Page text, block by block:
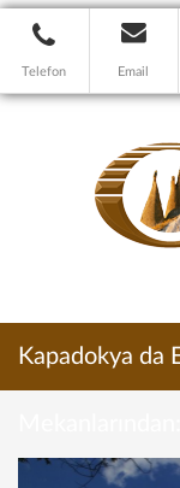
Telefon Email
Kapadokya da